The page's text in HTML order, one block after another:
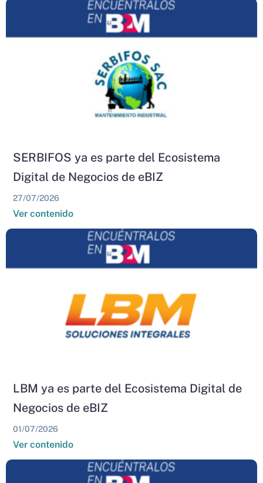
SERBIFOS ya es parte del Ecosistema
Digital de Negocios de eBIZ
27/07/2026
Ver contenido
LBM ya es parte del Ecosistema Digital de
Negocios de eBIZ
01/07/2026
Ver contenido